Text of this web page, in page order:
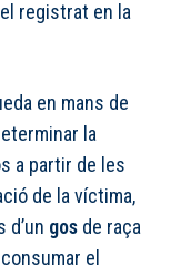
registrat en la
en mans de
la
a partir de les
de la víctima,
d’un gos de raça
el